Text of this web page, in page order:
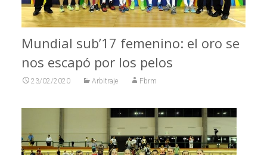
Mundial sub’17 femenino: el oro se
nos escapó por los pelos
23/02/2020 Arbitraje Fbrm